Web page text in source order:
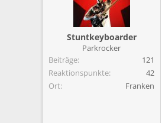
Stuntkeyboarder
Parkrocker
Beiträge
121
Reaktionspunkte
42
Ort
Franken